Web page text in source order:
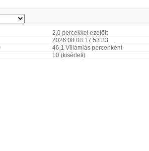
2,0 percekkel ezelött
2026.08.08 17:53:33
46,1 Villámlás percenként
10 (kisérleti)